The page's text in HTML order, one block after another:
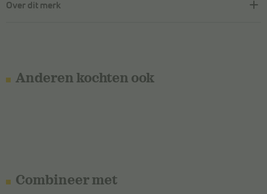
Over dit merk
Anderen kochten ook
Combineer met